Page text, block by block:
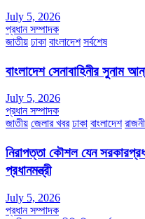
July 5, 2026
প্রধান সম্পাদক
জাতীয় ঢাকা বাংলাদেশ সর্বশেষ
বাংলাদেশ সেনাবাহিনীর সুনাম
July 5, 2026
প্রধান সম্পাদক
জাতীয় জেলার খবর ঢাকা বাংলাদেশ
নিরাপত্তা কৌশল যেন
প্রধানমন্ত্রী
July 5, 2026
প্রধান সম্পাদক